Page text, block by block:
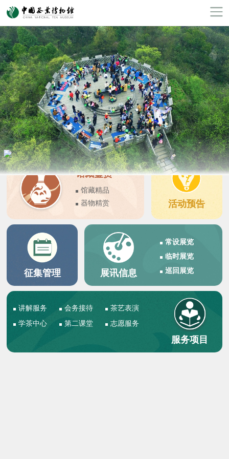
馆藏鉴赏
馆藏精品
器物精赏
活动预告
征集管理 展讯信息
常设展览
临时展览
巡回展览
讲解服务 会务接待
茶艺表演
学茶中心
第二课堂 志愿服务
服务项目